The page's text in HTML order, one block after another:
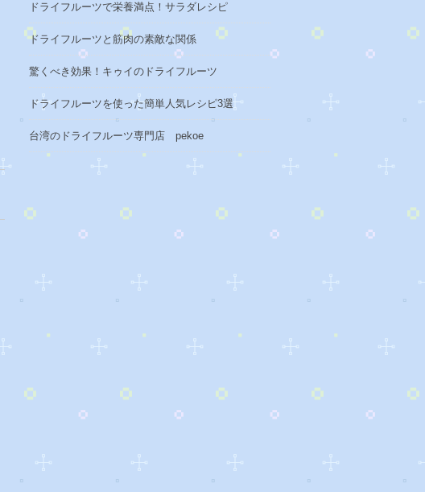
ドライフルーツで栄養満点！サラダレシピ
ドライフルーツと筋肉の素敵な関係
驚くべき効果！キゥイのドライフルーツ
ドライフルーツを使った簡単人気レシピ3選
台湾のドライフルーツ専門店 pekoe